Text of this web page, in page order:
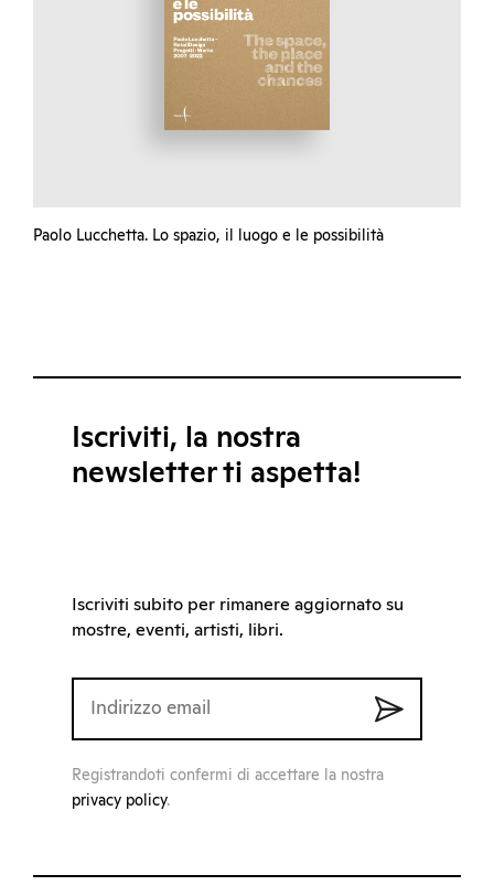
Paolo Lucchetta. Lo spazio, il luogo e le possibilità
Iscriviti, la nostra
newsletter ti aspetta!
Iscriviti subito per rimanere aggiornato su
mostre, eventi, artisti, libri.
Registrandoti confermi di accettare la nostra
privacy policy.